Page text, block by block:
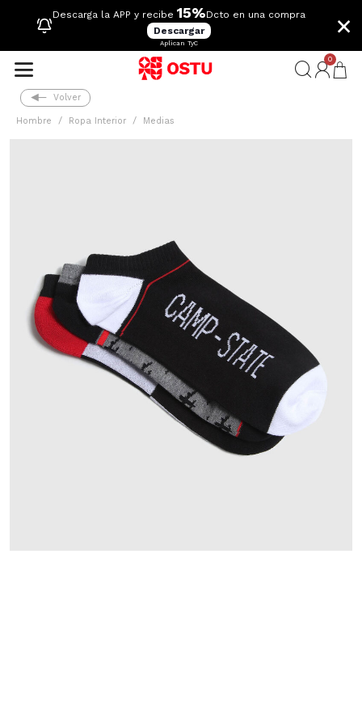
Descarga la APP y recibe 15%Dcto en una compra
Descargar
Aplican TyC
×
0
Volver
Hombre Ropa Interior Medias